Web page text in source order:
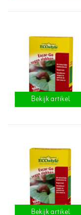
Bekijk artikel
Bekijk artikel